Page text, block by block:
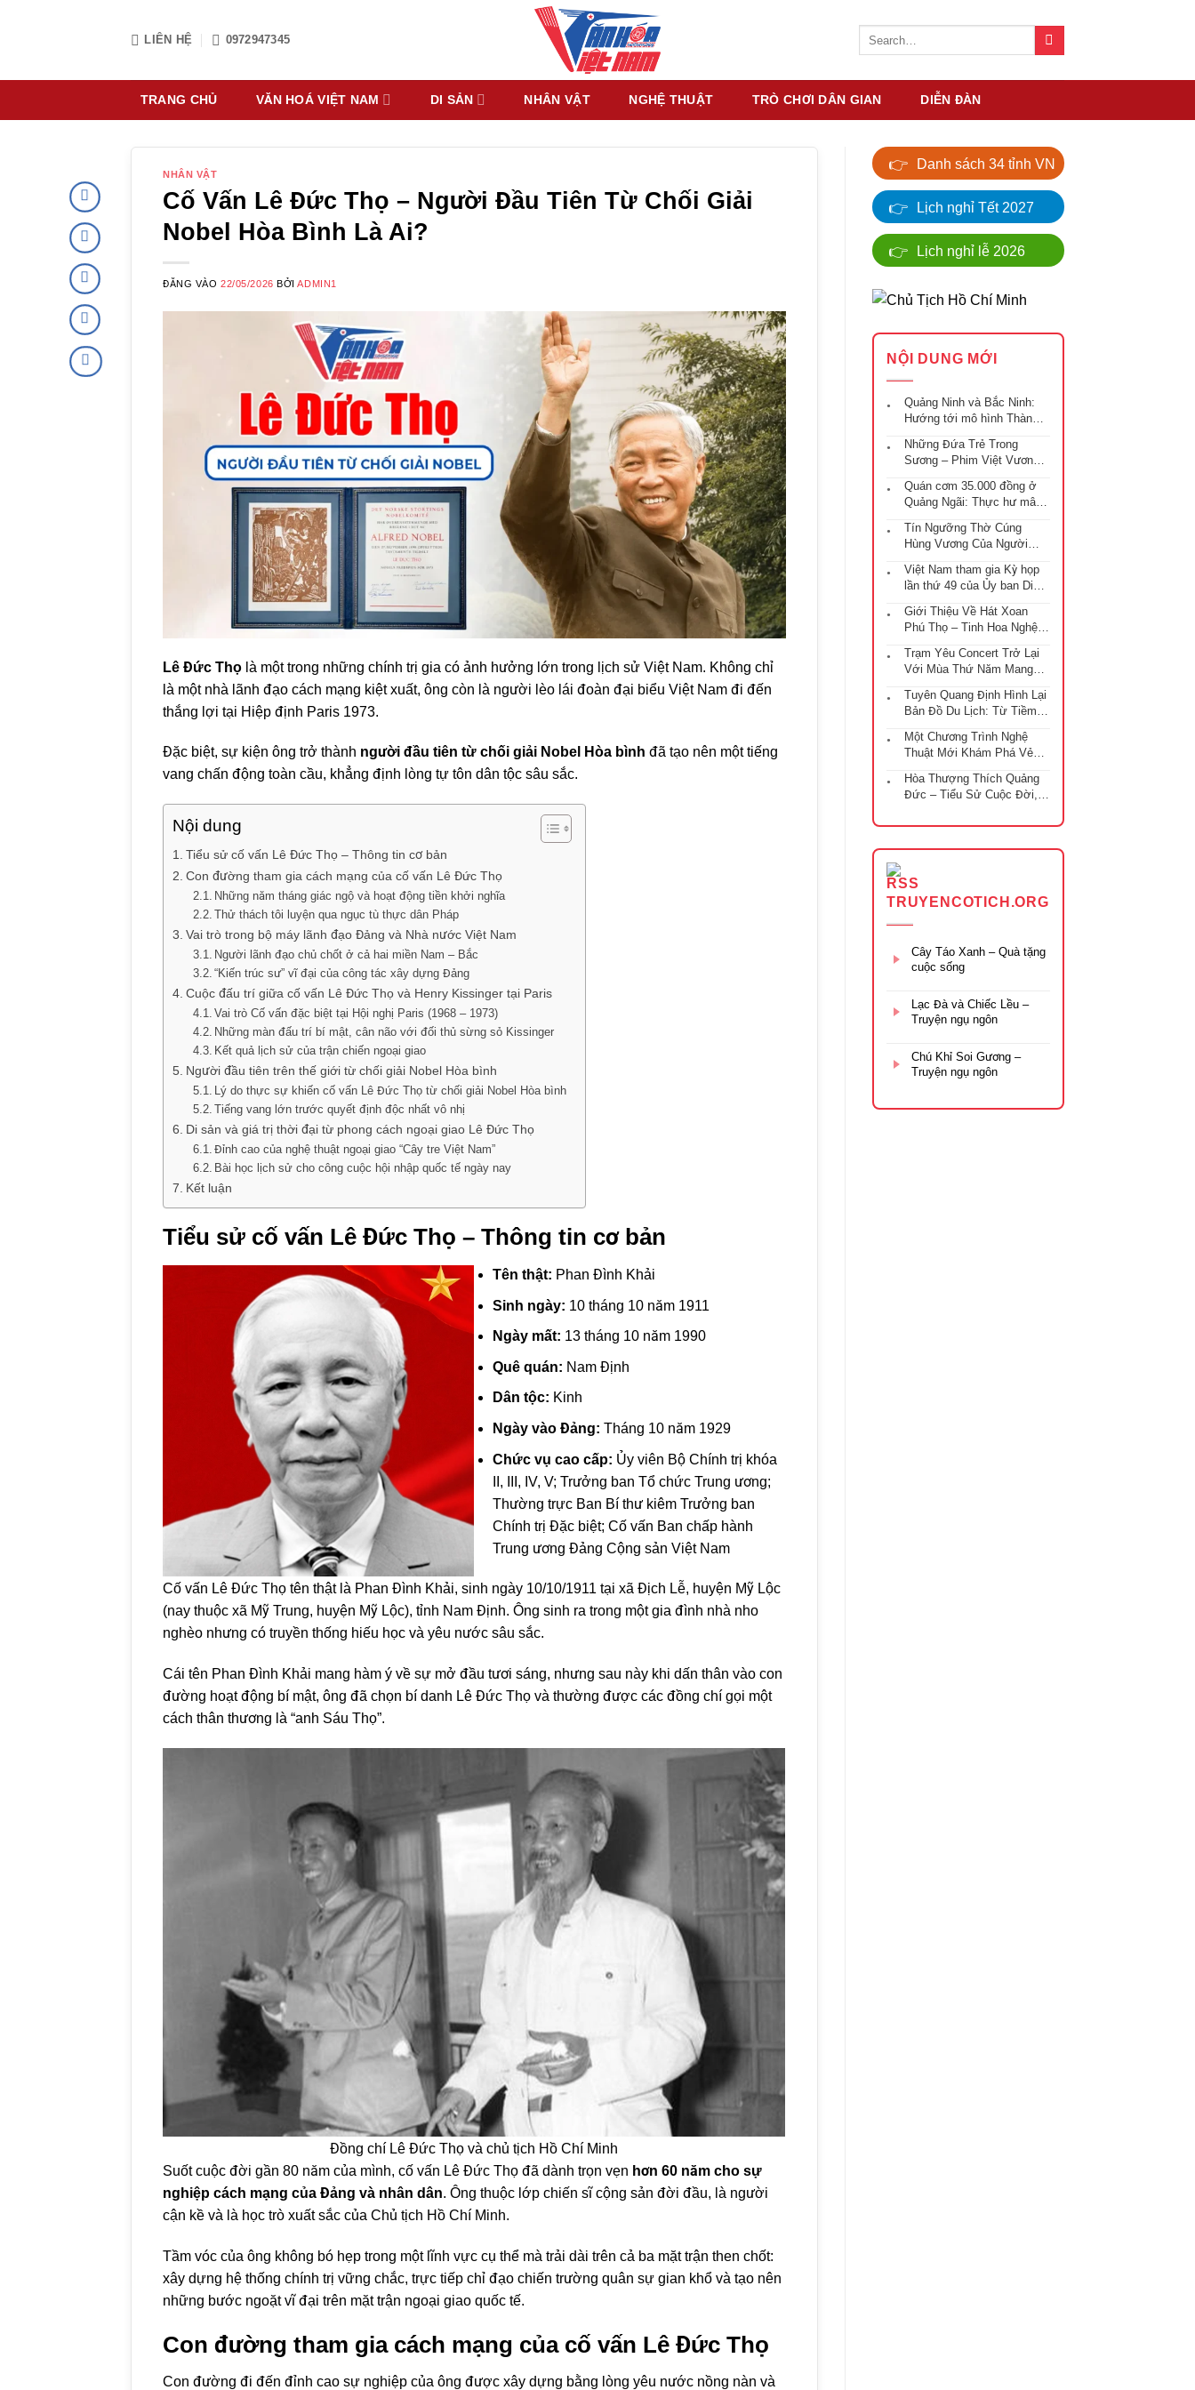
dung
LIÊN HỆ 0972947345
TRANG CHỦ VĂN HOÁ VIỆT NAM DI SẢN NHÂN VẬT NGHỆ THUẬT TRÒ CHƠI DÂN GIAN DIỄN ĐÀN
NHÂN VẬT
Cố Vấn Lê Đức Thọ – Người Đầu Tiên Từ Chối Giải
Nobel Hòa Bình Là Ai?
ĐĂNG VÀO22/05/2026 BỞIADMIN1
Lê Đức Thọ là một trong những chính trị gia có ảnh hưởng lớn trong lịch sử Việt Nam. Không chỉ
là một nhà lãnh đạo cách mạng kiệt xuất, ông còn là người lèo lái đoàn đại biểu Việt Nam đi đến
thắng lợi tại Hiệp định Paris 1973.
Đặc biệt, sự kiện ông trở thành người đầu tiên từ chối giải Nobel Hòa bình đã tạo nên một tiếng
vang chấn động toàn cầu, khẳng định lòng tự tôn dân tộc sâu sắc.
Nội dung
Tiểu sử cố vấn Lê Đức Thọ – Thông tin cơ bản
Con đường tham gia cách mạng của cố vấn Lê Đức Thọ
Những năm tháng giác ngộ và hoạt động tiền khởi nghĩa
Thử thách tôi luyện qua ngục tù thực dân Pháp
Vai trò trong bộ máy lãnh đạo Đảng và Nhà nước Việt Nam
Người lãnh đạo chủ chốt ở cả hai miền Nam – Bắc
“Kiến trúc sư” vĩ đại của công tác xây dựng Đảng
Cuộc đấu trí giữa cố vấn Lê Đức Thọ và Henry Kissinger tại Paris
Vai trò Cố vấn đặc biệt tại Hội nghị Paris (1968 – 1973)
Những màn đấu trí bí mật, cân não với đối thủ sừng sỏ Kissinger
Kết quả lịch sử của trận chiến ngoại giao
Người đầu tiên trên thế giới từ chối giải Nobel Hòa bình
Lý do thực sự khiến cố vấn Lê Đức Thọ từ chối giải Nobel Hòa bình
Tiếng vang lớn trước quyết định độc nhất vô nhị
Di sản và giá trị thời đại từ phong cách ngoại giao Lê Đức Thọ
Đỉnh cao của nghệ thuật ngoại giao “Cây tre Việt Nam”
Bài học lịch sử cho công cuộc hội nhập quốc tế ngày nay
Kết luận
Tiểu sử cố vấn Lê Đức Thọ – Thông tin cơ bản
Tên thật: Phan Đình Khải
Sinh ngày: 10 tháng 10 năm 1911
Ngày mất: 13 tháng 10 năm 1990
Quê quán: Nam Định
Dân tộc: Kinh
Ngày vào Đảng:Tháng 10 năm 1929
Chức vụ cao cấp: Ủy viên Bộ Chính trị khóa
II, III, IV, V; Trưởng ban Tổ chức Trung ương;
Thường trực Ban Bí thư kiêm Trưởng ban
Chính trị Đặc biệt; Cố vấn Ban chấp hành
Trung ương Đảng Cộng sản Việt Nam
Cố vấn Lê Đức Thọ tên thật là Phan Đình Khải, sinh ngày 10/10/1911 tại xã Địch Lễ, huyện Mỹ Lộc
(nay thuộc xã Mỹ Trung, huyện Mỹ Lộc), tỉnh Nam Định. Ông sinh ra trong một gia đình nhà nho
nghèo nhưng có truyền thống hiếu học và yêu nước sâu sắc.
Cái tên Phan Đình Khải mang hàm ý về sự mở đầu tươi sáng, nhưng sau này khi dấn thân vào con
đường hoạt động bí mật, ông đã chọn bí danh Lê Đức Thọ và thường được các đồng chí gọi một
cách thân thương là “anh Sáu Thọ”.
Đồng chí Lê Đức Thọ và chủ tịch Hồ Chí Minh
Suốt cuộc đời gần 80 năm của mình, cố vấn Lê Đức Thọ đã dành trọn vẹn hơn 60 năm cho sự
nghiệp cách mạng của Đảng và nhân dân. Ông thuộc lớp chiến sĩ cộng sản đời đầu, là người
cận kề và là học trò xuất sắc của Chủ tịch Hồ Chí Minh.
Tầm vóc của ông không bó hẹp trong một lĩnh vực cụ thể mà trải dài trên cả ba mặt trận then chốt:
xây dựng hệ thống chính trị vững chắc, trực tiếp chỉ đạo chiến trường quân sự gian khổ và tạo nên
những bước ngoặt vĩ đại trên mặt trận ngoại giao quốc tế.
Con đường tham gia cách mạng của cố vấn Lê Đức Thọ
Con đường đi đến đỉnh cao sự nghiệp của ông được xây dựng bằng lòng yêu nước nồng nàn và
👉 Danh sách 34 tỉnh VN
👉 Lịch nghỉ Tết 2027
👉 Lịch nghỉ lễ 2026
NỘI DUNG MỚI
Quảng Ninh và Bắc Ninh:
Hướng tới mô hình Thành
với những chiến lược phát
triển đột phá
Những Đứa Trẻ Trong
Sương – Phim Việt Vươn
Quán cơm 35.000 đồng ở
Quảng Ngãi: Thực hư mâm
Tín Ngưỡng Thờ Cúng
Hùng Vương Của Người
Việt Nam tham gia Kỳ họp
lần thứ 49 của Ủy ban Di
Giới Thiệu Về Hát Xoan
Phú Thọ – Tinh Hoa Nghệ
Vượng
Trạm Yêu Concert Trở Lại
Với Mùa Thứ Năm Mang
Tuyên Quang Định Hình Lại
Bản Đồ Du Lịch: Từ Tiềm
Trải Nghiệm Đa Tầng
Một Chương Trình Nghệ
Thuật Mới Khám Phá Vẻ
Hòa Thượng Thích Quảng
Đức – Tiểu Sử Cuộc Đời,
Lại
TRUYENCOTICH.ORG
Cây Táo Xanh – Quà tặng
cuộc sống
Lạc Đà và Chiếc Lều –
Truyện ngụ ngôn
Chú Khỉ Soi Gương –
Truyện ngụ ngôn